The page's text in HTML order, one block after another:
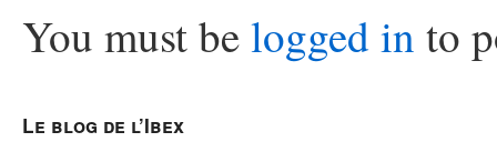
You must belogged in to
Le blog de l’Ibex